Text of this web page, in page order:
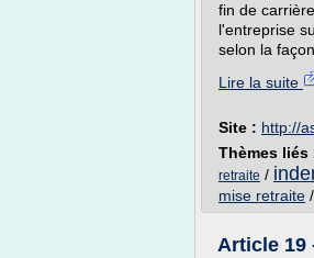
fin de
l'entreprise
selon la
Lire la suite
Site : http://
Thèmes liés
retraite /
mise retraite /
Article 19